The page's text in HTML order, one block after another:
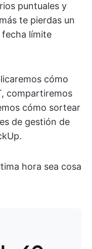
puntuales y
te pierdas un
fecha límite
cómo
compartiremos
cómo sortear
de gestión de
hora sea cosa